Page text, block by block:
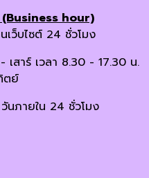
(Business hour)
เว็บไซต์ 24 ชั่วโมง
เสาร์ เวลา 8.30 - 17.30 น.
ตย์
นภายใน 24 ชั่วโมง